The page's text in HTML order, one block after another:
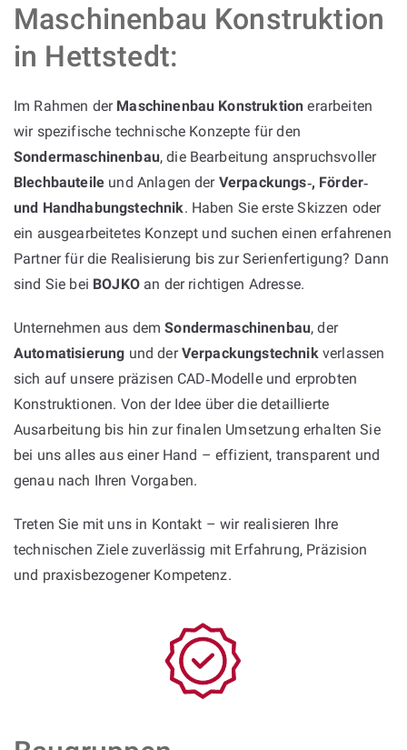
Maschinenbau Konstruktion
in Hettstedt:
Im Rahmen der Maschinenbau Konstruktion erarbeiten
wir spezifische technische Konzepte für den
Sondermaschinenbau, die Bearbeitung anspruchsvoller
Blechbauteile und Anlagen der Verpackungs‑, Förder‑
und Handhabungstechnik. Haben Sie erste Skizzen oder
ein ausgearbeitetes Konzept und suchen einen erfahrenen
Partner für die Realisierung bis zur Serienfertigung? Dann
sind Sie bei BOJKOan der richtigen Adresse.
Unternehmen aus demSondermaschinenbau, der
Automatisierung und derVerpackungstechnikverlassen
sich auf unsere präzisen CAD‑Modelle und erprobten
Konstruktionen. Von der Idee über die detaillierte
Ausarbeitung bis hin zur finalen Umsetzung erhalten Sie
bei uns alles aus einer Hand – effizient, transparent und
genau nach Ihren Vorgaben.
Treten Sie mit uns in Kontakt – wir realisieren Ihre
technischen Ziele zuverlässig mit Erfahrung, Präzision
und praxisbezogener Kompetenz.